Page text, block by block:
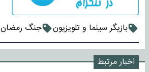
بازیگر سینما و تلویزیون جنگ‌ رمضان
اخبار مرتبط